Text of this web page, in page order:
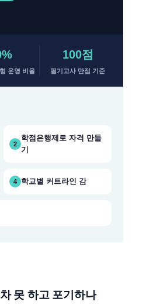
운영 비율
100점
필기고사 만점 기준
2
학점은행제로 자격 만들
기
4 학교별 커트라인 감
못 하고 포기하나